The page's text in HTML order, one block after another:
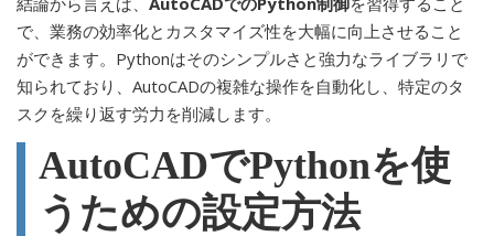
で、業務の効率化とカスタマイズ性を大幅に向上させること
ができます。Pythonはそのシンプルさと強力なライブラリで
知られており、AutoCADの複雑な操作を自動化し、特定のタ
スクを繰り返す労力を削減します。
AutoCADでPythonを使
うための設定方法